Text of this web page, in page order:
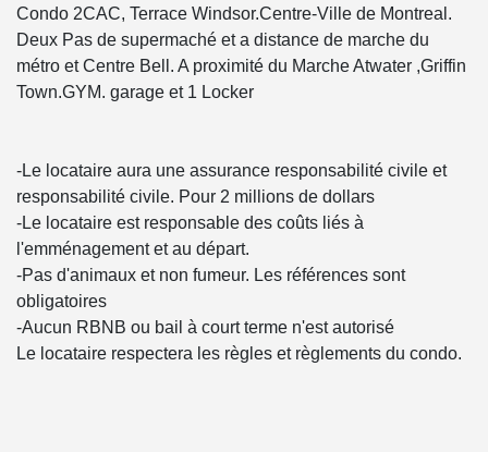
Condo 2CAC, Terrace Windsor.Centre-Ville de Montreal.
Deux Pas de supermaché et a distance de marche du
métro et Centre Bell. A proximité du Marche Atwater ,Griffin
Town.GYM. garage et 1 Locker
-Le locataire aura une assurance responsabilité civile et
responsabilité civile. Pour 2 millions de dollars
-Le locataire est responsable des coûts liés à
l'emménagement et au départ.
-Pas d'animaux et non fumeur. Les références sont
obligatoires
-Aucun RBNB ou bail à court terme n'est autorisé
Le locataire respectera les règles et règlements du condo.